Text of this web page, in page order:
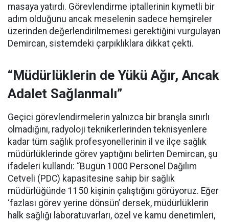
masaya yatırdı. Görevlendirme iptallerinin kıymetli bir
adım olduğunu ancak meselenin sadece hemşireler
üzerinden değerlendirilmemesi gerektiğini vurgulayan
Demircan, sistemdeki çarpıklıklara dikkat çekti.
“Müdürlüklerin de Yükü Ağır, Ancak
Adalet Sağlanmalı”
Geçici görevlendirmelerin yalnızca bir branşla sınırlı
olmadığını, radyoloji teknikerlerinden teknisyenlere
kadar tüm sağlık profesyonellerinin il ve ilçe sağlık
müdürlüklerinde görev yaptığını belirten Demircan, şu
ifadeleri kullandı: “Bugün 1000 Personel Dağılım
Cetveli (PDC) kapasitesine sahip bir sağlık
müdürlüğünde 1150 kişinin çalıştığını görüyoruz. Eğer
‘fazlası görev yerine dönsün’ dersek, müdürlüklerin
halk sağlığı laboratuvarları, özel ve kamu denetimleri,